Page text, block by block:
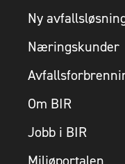
Ny
Næringskunder
Om BIR
Jobb i BIR